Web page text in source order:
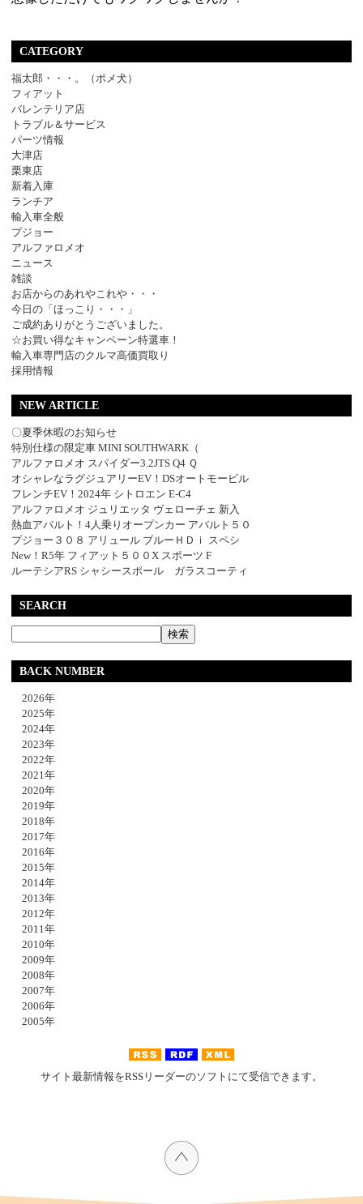
CATEGORY
福太郎・・・。（ポメ犬）
フィアット
バレンテリア店
トラブル＆サービス
パーツ情報
大津店
栗東店
新着入庫
ランチア
輸入車全般
プジョー
アルファロメオ
ニュース
雑談
お店からのあれやこれや・・・
今日の「ほっこり・・・」
ご成約ありがとうございました。
☆お買い得なキャンペーン特選車！
輸入車専門店のクルマ高価買取り
採用情報
NEW ARTICLE
〇夏季休暇のお知らせ
特別仕様の限定車 MINI SOUTHWARK（
アルファロメオ スパイダー3.2JTS Q4 Ｑ
オシャレなラグジュアリーEV！DSオートモービル
フレンチEV！2024年 シトロエン E-C4
アルファロメオ ジュリエッタ ヴェローチェ 新入
熱血アバルト！4人乗りオープンカー アバルト５０
プジョー３０８ アリュール ブルーＨＤｉ スペシ
New！R5年 フィアット５００X スポーツ F
ルーテシアRS シャシースポール ガラスコーティ
SEARCH
BACK NUMBER
2026年
2025年
2024年
2023年
2022年
2021年
2020年
2019年
2018年
2017年
2016年
2015年
2014年
2013年
2012年
2011年
2010年
2009年
2008年
2007年
2006年
2005年
サイト最新情報をRSSリーダーのソフトにて受信できます。